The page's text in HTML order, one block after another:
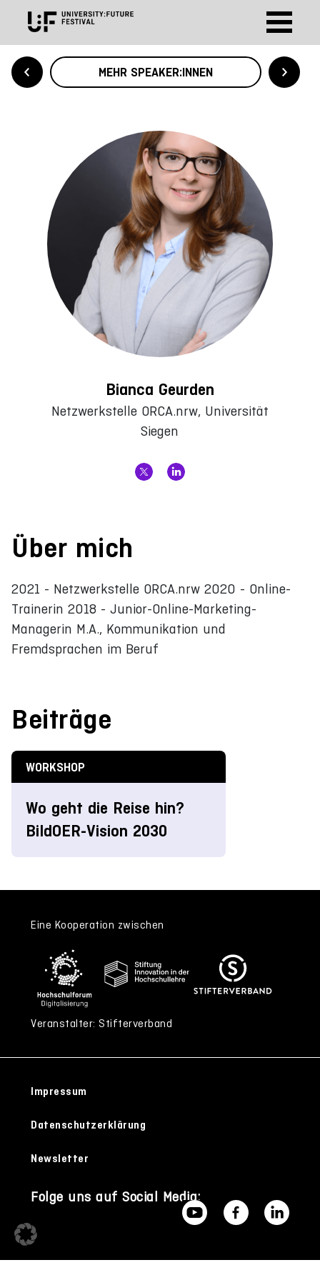
MEHR SPEAKER:INNEN
Bianca Geurden
Netzwerkstelle ORCA.nrw, Universität
Siegen
Über mich
2021 - Netzwerkstelle ORCA.nrw 2020 - Online-
Trainerin 2018 - Junior-Online-Marketing-
Managerin M.A., Kommunikation und
Fremdsprachen im Beruf
Beiträge
WORKSHOP
Wo geht die Reise hin?
BildOER-Vision 2030
Eine Kooperation zwischen
Veranstalter: Stifterverband
Impressum
Datenschutzerklärung
Newsletter
Folge uns auf Social Media: